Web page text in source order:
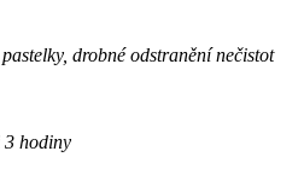
drobné odstranění nečistot
3 hodiny